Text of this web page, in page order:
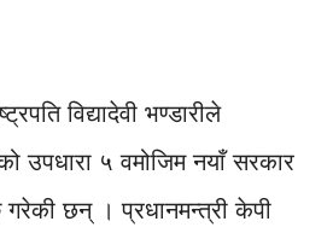
विद्यादेवी भण्डारीले
उपधारा ५ वमोजिम नयाँ सरकार
छन् । प्रधानमन्त्री केपी